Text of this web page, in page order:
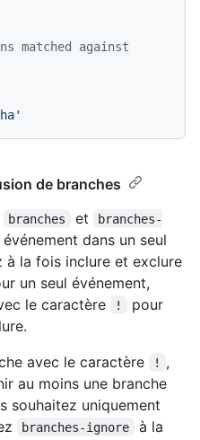
matched against
de branches
branches et
branches-
dans un seul
à la fois inclure et exclure
un seul événement,
le caractère !
pour
avec le caractère
!
,
au moins une branche
souhaitez uniquement
branches-ignore
à la